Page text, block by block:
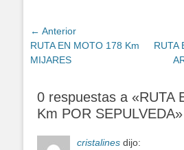
Navegación
de
entradas
← Anterior
Entrada
anterior:
RUTA EN MOTO 178 Km
MIJARES
RUTA
0 respuestas a «RUTA
Km POR SEPULVEDA»
cristalines dijo: